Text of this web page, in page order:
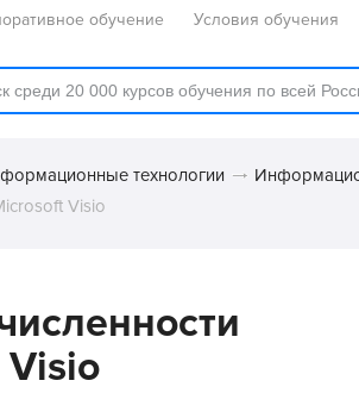
обучение Условия обучения
технологии
Visio
Visio